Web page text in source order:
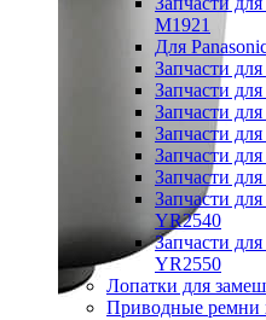
M1921
Для
Запчасти
Запчасти
Запчасти
Запчасти
Запчасти
Запчасти
Запчасти
YR2540
Запчасти
YR2550
Лопатки для
Приводные ремни